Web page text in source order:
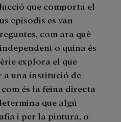
que comporta el
episodis es van
com ara què
o quina és
explora el que
una institució de
és la feina directa
que algú
i per la pintura, o